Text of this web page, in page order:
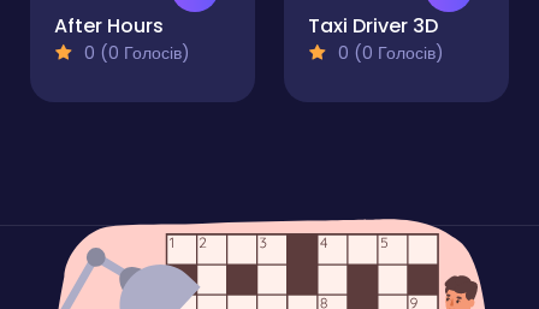
After Hours
0 (0 Голосів)
Taxi Driver 3D
0 (0 Голосів)